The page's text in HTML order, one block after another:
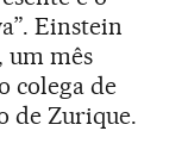
Einstein
um mês
colega de
de Zurique.